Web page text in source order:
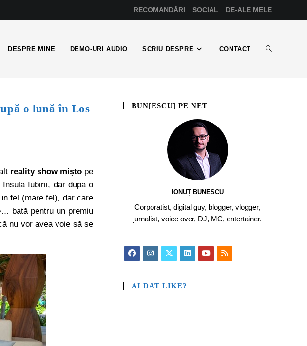
RECOMANDĂRI SOCIAL DE-ALE MELE
DESPRE MINE DEMO-URI AUDIO SCRIU DESPRE CONTACT
o lună în Los
reality show mișto pe
Iubirii, dar după o
fel (mare fel), dar care
bată pentru un premiu
nu vor avea voie să se
BUN[ESCU] PE NET
IONUȚ BUNESCU
Corporatist, digital guy, blogger, vlogger,
jurnalist, voice over, DJ, MC, entertainer.
AI DAT LIKE?